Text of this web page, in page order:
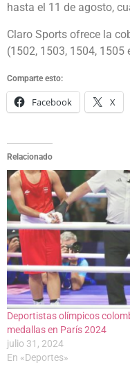
hasta el 11 de agosto,
Claro Sports ofrece la
(1502, 1503, 1504,
Comparte esto:
Facebook X
Relacionado
Deportistas olímpicos
medallas en París 2024
julio 31, 2024
En «Deportes»